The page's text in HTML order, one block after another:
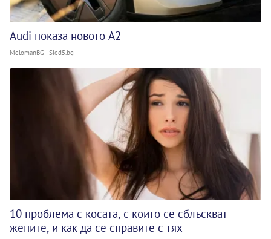
Audi показа новото A2
MelomanBG - Sled5.bg
10 проблема с косата, с които се сблъскват
жените, и как да се справите с тях